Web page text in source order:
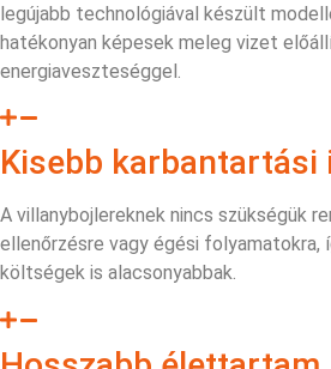
legújabb technológiával készült
hatékonyan képesek meleg vizet
energiaveszteséggel.
Kisebb karbantartási
A villanybojlereknek nincs szükségük
ellenőrzésre vagy égési folyamatokra,
költségek is alacsonyabbak.